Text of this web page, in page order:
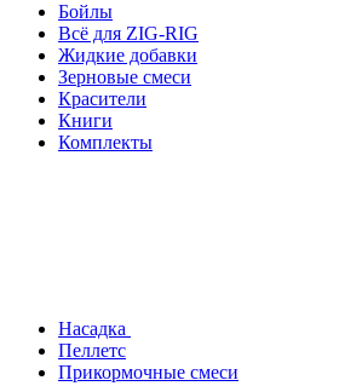
Бойлы
Всё для ZIG-RIG
Жидкие добавки
Зерновые смеси
Красители
Книги
Комплекты
Насадка
Пеллетс
Прикормочные смеси